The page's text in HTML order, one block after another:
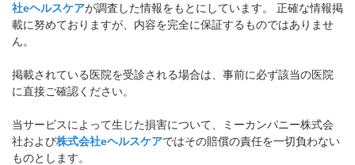
社eヘルスケアが調査した情報をもとにしています。 正確な情報掲
載に努めておりますが、内容を完全に保証するものではありませ
ん。
掲載されている医院を受診される場合は、事前に必ず該当の医院
に直接ご確認ください。
当サービスによって生じた損害について、ミーカンパニー株式会
社および株式会社eヘルスケアではその賠償の責任を一切負わない
ものとします。